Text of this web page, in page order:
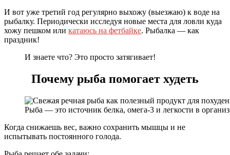
И вот уже третий год регулярно выхожу (выезжаю) к воде на
рыбалку. Периодически исследуя новые места для ловли куда
хожу пешком или катаюсь на фетбайке. Рыбалка — как
праздник!
И знаете что? Это просто затягивает!
Почему рыба помогает худеть
Рыба — это источник белка, омега‑3 и легкости в
Когда снижаешь вес, важно сохранить мышцы и не
испытывать постоянного голода.